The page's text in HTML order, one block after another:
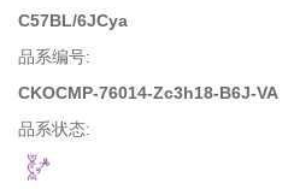
C57BL/6JCya
品系编号:
CKOCMP-76014-Zc3h18-B6J-VA
品系状态: